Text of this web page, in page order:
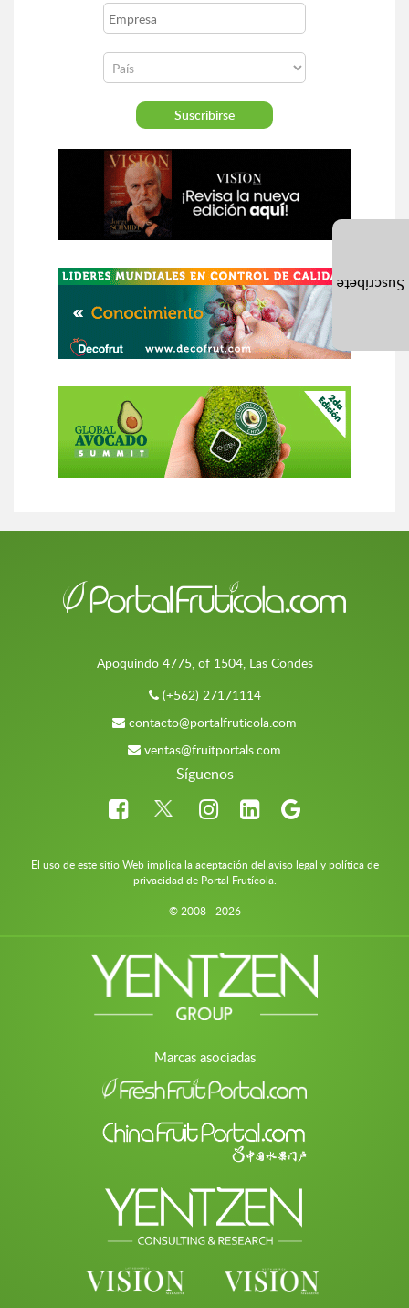
Apoquindo 4775, of 1504, Las Condes
(+562) 27171114
contacto@portalfruticola.com
ventas@fruitportals.com
Síguenos
El uso de este sitio Web implica la aceptación del aviso legal y política de
privacidad de Portal Frutícola.
© 2008 - 2026
Marcas asociadas
Suscríbete